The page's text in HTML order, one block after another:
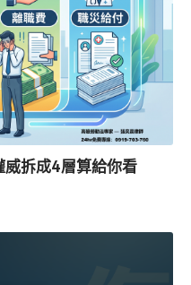
拆成4層算給你看